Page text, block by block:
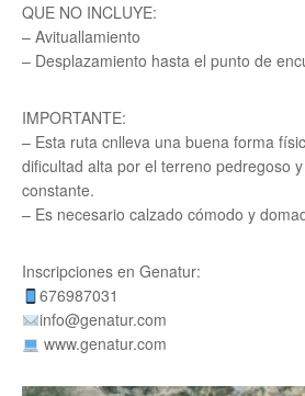
QUE NO INCLUYE:
– Avituallamiento
– Desplazamiento hasta el punto de
IMPORTANTE:
– Esta ruta cnlleva una buena forma
dificultad alta por el terreno pedregoso
constante.
– Es necesario calzado cómodo y
Inscripciones en Genatur:
676987031
info@genatur.com
www.genatur.com